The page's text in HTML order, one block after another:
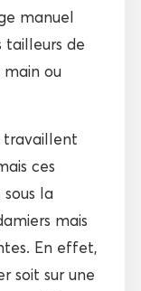
manuel
tailleurs de
main ou
travaillent
ces
la
mais
En effet,
soit sur une